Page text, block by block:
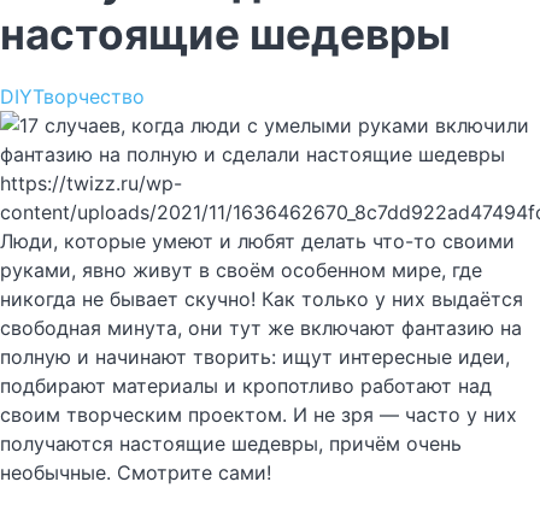
настоящие шедевры
DIYТворчество
https://twizz.ru/wp-
content/uploads/2021/11/
Люди, которые умеют и любят делать что-то своими
руками, явно живут в своём особенном мире, где
никогда не бывает скучно! Как только у них выдаётся
свободная минута, они тут же включают фантазию на
полную и начинают творить: ищут интересные идеи,
подбирают материалы и кропотливо работают над
своим творческим проектом. И не зря — часто у них
получаются настоящие шедевры, причём очень
необычные. Смотрите сами!